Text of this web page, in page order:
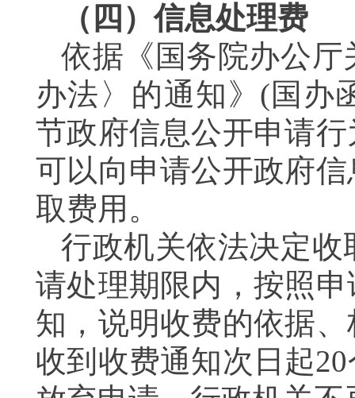
（四）信息处理费
依据《国务院办公
办法〉的通知》(国办
节政府信息公开申请
可以向申请公开政府
取费用。
行政机关依法决定
请处理期限内，按照
知，说明收费的依据
收到收费通知次日起